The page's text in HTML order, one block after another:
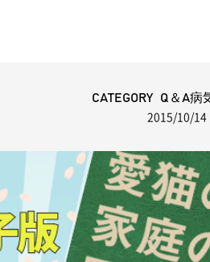
CATEGORY Q＆A病
2015/10/14